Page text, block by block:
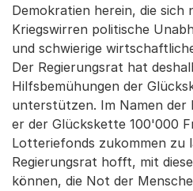
Demokratien herein, die sich
Kriegswirren politische
und schwierige
Der Regierungsrat hat
Hilfsbemühungen der
unterstützen. Im Namen der
er der Glückskette 100'000
Lotteriefonds zukommen zu
Regierungsrat hofft, mit
können, die Not der